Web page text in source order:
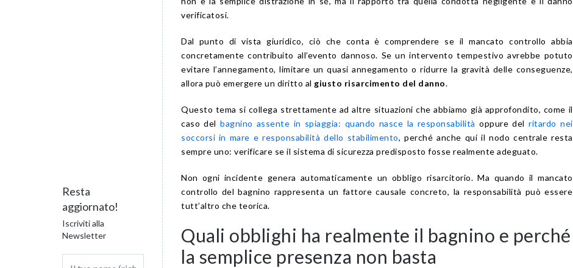
Resta
aggiornato!
Iscriviti alla
Newsletter
verificatosi.
Dal punto di vista giuridico, ciò che conta è comprendere se il mancato controllo abbia
concretamente contribuito all’evento dannoso. Se un intervento tempestivo avrebbe potuto
evitare l’annegamento, limitare un quasi annegamento o ridurre la gravità delle conseguenze,
allora può emergere un diritto al giusto risarcimento del danno.
Questo tema si collega strettamente ad altre situazioni che abbiamo già approfondito, come il
caso delbagnino assente in spiaggia: quando nasce la responsabilità oppure delritardo nei
soccorsi in mare e responsabilità dello stabilimento, perché anche qui il nodo centrale resta
sempre uno: verificare se il sistema di sicurezza predisposto fosse realmente adeguato.
Non ogni incidente genera automaticamente un obbligo risarcitorio. Ma quando il mancato
controllo del bagnino rappresenta un fattore causale concreto, la responsabilità può essere
tutt’altro che teorica.
Quali obblighi ha realmente il bagnino e perché
la semplice presenza non basta